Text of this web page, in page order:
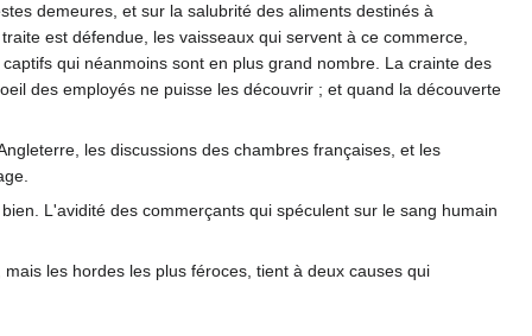
demeures, et sur la salubrité des aliments destinés à
est défendue, les vaisseaux qui servent à ce commerce,
qui néanmoins sont en plus grand nombre. La crainte des
des employés ne puisse les découvrir ; et quand la découverte
les discussions des chambres françaises, et les
L'avidité des commerçants qui spéculent sur le sang humain
les hordes les plus féroces, tient à deux causes qui